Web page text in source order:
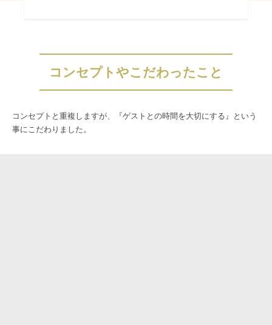
コンセプトやこだわったこと
コンセプトと重複しますが、『ゲストとの時間を大切にする』という
事にこだわりました。